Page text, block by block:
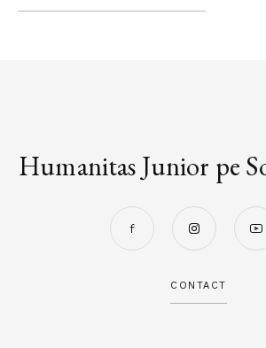
Humanitas Junior pe
CONTACT